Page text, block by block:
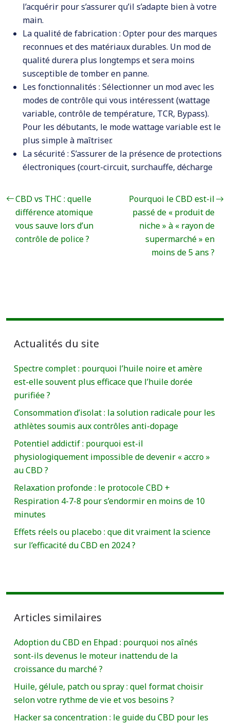
l’acquérir pour s’assurer qu’il s’adapte bien à votre
main.
La qualité de fabrication : Opter pour des marques
reconnues et des matériaux durables. Un mod de
qualité durera plus longtemps et sera moins
susceptible de tomber en panne.
Les fonctionnalités : Sélectionner un mod avec les
modes de contrôle qui vous intéressent (wattage
variable, contrôle de température, TCR, Bypass).
Pour les débutants, le mode wattage variable est le
plus simple à maîtriser.
La sécurité : S’assurer de la présence de protections
électroniques (court-circuit, surchauffe, décharge
CBD vs THC : quelle
différence atomique
vous sauve lors d’un
contrôle de police ?
Pourquoi le CBD est-il
passé de « produit de
niche » à « rayon de
supermarché » en
moins de 5 ans ?
Actualités du site
Spectre complet : pourquoi l’huile noire et amère
est-elle souvent plus efficace que l’huile dorée
purifiée ?
Consommation d’isolat : la solution radicale pour les
athlètes soumis aux contrôles anti-dopage
Potentiel addictif : pourquoi est-il
physiologiquement impossible de devenir « accro »
au CBD ?
Relaxation profonde : le protocole CBD +
Respiration 4-7-8 pour s’endormir en moins de 10
minutes
Effets réels ou placebo : que dit vraiment la science
sur l’efficacité du CBD en 2024 ?
Articles similaires
Adoption du CBD en Ehpad : pourquoi nos aînés
sont-ils devenus le moteur inattendu de la
croissance du marché ?
Huile, gélule, patch ou spray : quel format choisir
selon votre rythme de vie et vos besoins ?
Hacker sa concentration : le guide du CBD pour les